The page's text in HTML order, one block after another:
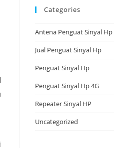
Categories
Antena Penguat Sinyal Hp
Jual Penguat Sinyal Hp
Penguat Sinyal Hp
Penguat Sinyal Hp 4G
Repeater Sinyal HP
Uncategorized